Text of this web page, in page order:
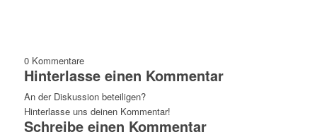
0 Kommentare
Hinterlasse einen Kommentar
An der Diskussion beteiligen?
Hinterlasse uns deinen Kommentar!
Schreibe einen Kommentar